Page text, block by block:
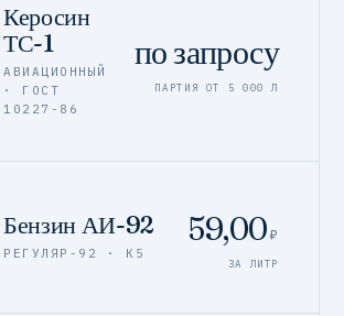
Керосин
ТС-1
АВИАЦИОННЫЙ
· ГОСТ
10227-86
по запросу
ПАРТИЯ ОТ 5 000 Л
Бензин АИ-92
РЕГУЛЯР-92 · К5
59,00₽
ЗА ЛИТР